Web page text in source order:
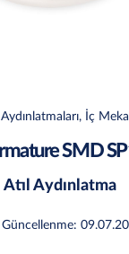
İç
SMD
Atıl Aydınlatma